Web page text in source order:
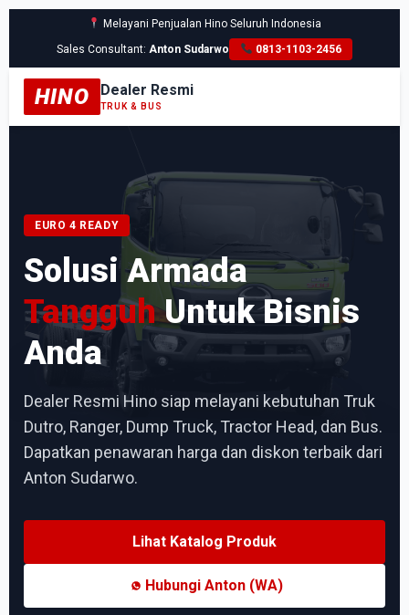
Melayani Penjualan Hino Seluruh Indonesia
Sales Consultant:Anton Sudarwo 0813-1103-2456
HINO Dealer Resmi
TRUK & BUS
EURO 4 READY
Solusi Armada
TangguhUntuk Bisnis
Anda
Dealer Resmi Hino siap melayani kebutuhan Truk
Dutro, Ranger, Dump Truck, Tractor Head, dan Bus.
Dapatkan penawaran harga dan diskon terbaik dari
Anton Sudarwo.
Lihat Katalog Produk
Hubungi Anton (WA)